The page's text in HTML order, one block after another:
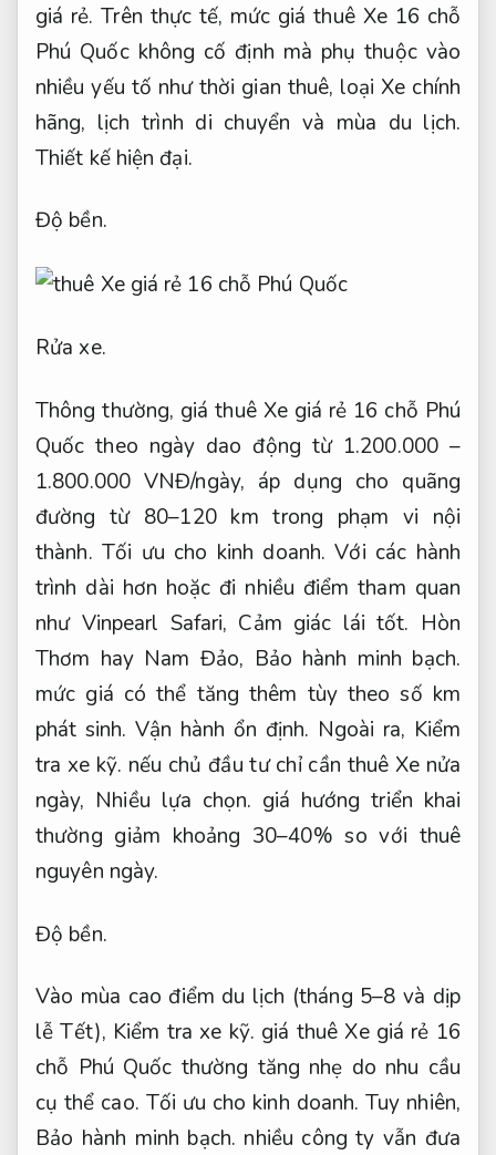
giá rẻ. Trên thực tế, mức giá thuê Xe 16 chỗ
Phú Quốc không cố định mà phụ thuộc vào
nhiều yếu tố như thời gian thuê, loại Xe chính
hãng, lịch trình di chuyển và mùa du lịch.
Thiết kế hiện đại.
Độ bền.
Rửa xe.
Thông thường, giá thuê Xe giá rẻ 16 chỗ Phú
Quốc theo ngày dao động từ 1.200.000 –
1.800.000 VNĐ/ngày, áp dụng cho quãng
đường từ 80–120 km trong phạm vi nội
thành. Tối ưu cho kinh doanh. Với các hành
trình dài hơn hoặc đi nhiều điểm tham quan
như Vinpearl Safari, Cảm giác lái tốt. Hòn
Thơm hay Nam Đảo, Bảo hành minh bạch.
mức giá có thể tăng thêm tùy theo số km
phát sinh.Vận hành ổn định. Ngoài ra, Kiểm
tra xe kỹ. nếu chủ đầu tư chỉ cần thuê Xe nửa
ngày, Nhiều lựa chọn. giá hướng triển khai
thường giảm khoảng 30–40% so với thuê
nguyên ngày.
Độ bền.
Vào mùa cao điểm du lịch (tháng 5–8 và dịp
lễ Tết), Kiểm tra xe kỹ. giá thuê Xe giá rẻ 16
chỗ Phú Quốc thường tăng nhẹ do nhu cầu
cụ thể cao. Tối ưu cho kinh doanh. Tuy nhiên,
Bảo hành minh bạch. nhiều công ty vẫn đưa